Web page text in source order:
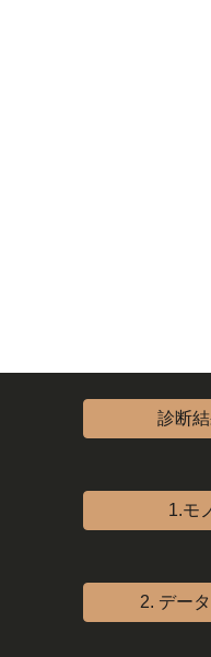
診断
1.モ
2. デー